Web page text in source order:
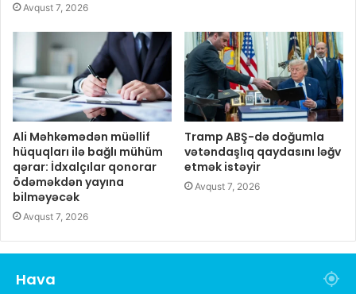
Avqust 7, 2026
Ali Məhkəmədən müəllif
hüquqları ilə bağlı mühüm
qərar: İdxalçılar qonorar
ödəməkdən yayına
bilməyəcək
Avqust 7, 2026
Tramp ABŞ-də doğumla
vətəndaşlıq qaydasını ləğv
etmək istəyir
Avqust 7, 2026
Hava